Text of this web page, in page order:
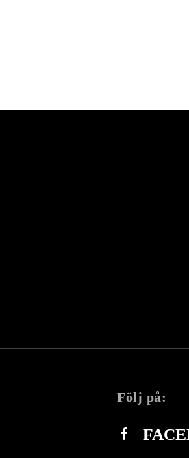
Följ på: